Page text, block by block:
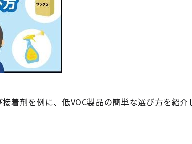
着剤を例に、低VOC製品の簡単な選び方を紹介